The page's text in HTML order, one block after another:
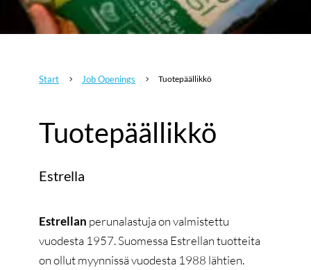
Start 5 Job Openings 5 Tuotepäällikkö
Tuotepäällikkö
Estrella
Estrellan perunalastuja on valmistettu
vuodesta 1957. Suomessa Estrellan tuotteita
on ollut myynnissä vuodesta 1988 lähtien.